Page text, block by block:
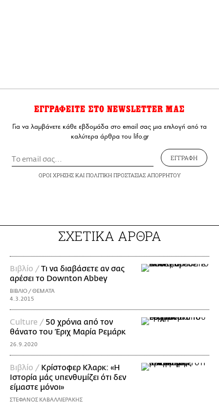
ΕΓΓΡΑΦΕΙΤΕ ΣΤΟ NEWSLETTER ΜΑΣ
Για να λαμβάνετε κάθε εβδομάδα στο email σας μια επιλογή από τα
καλύτερα άρθρα του lifo.gr
ΕΓΓΡΑΦΗ
ΟΡΟΙ ΧΡΗΣΗΣΚΑΙ ΠΟΛΙΤΙΚΗ ΠΡΟΣΤΑΣΙΑΣ ΑΠΟΡΡΗΤΟΥ
ΣΧΕΤΙΚΑ ΑΡΘΡΑ
Βιβλίο /Τι να διαβάσετε αν σας
αρέσει το Downton Abbey
ΒΙΒΛΙΟ / ΘΕΜΑΤΑ
4.3.2015
Culture / 50 χρόνια από τον
θάνατο του Έριχ Μαρία Ρεμάρκ
26.9.2020
Βιβλίο / Κρίστοφερ Κλαρκ: «Η
Ιστορία μάς υπενθυμίζει ότι δεν
είμαστε μόνοι»
ΣΤΕΦΑΝΟΣ ΚΑΒΑΛΛΙΕΡΑΚΗΣ